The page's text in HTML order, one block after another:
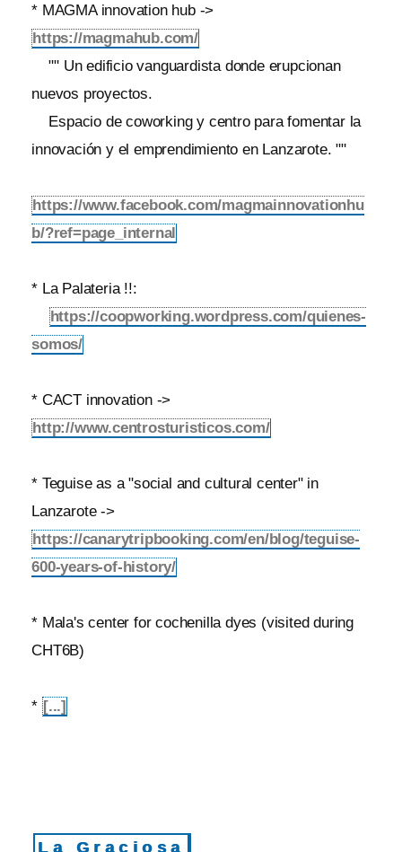
* MAGMA innovation hub ->
https://magmahub.com/
"" Un edificio vanguardista donde erupcionan
nuevos proyectos.
Espacio de coworking y centro para fomentar la
innovación y el emprendimiento en Lanzarote. ""
https://www.facebook.com/magmainnovationhu
b/?ref=page_internal
* La Palateria !!:
https://coopworking.wordpress.com/quienes-
somos/
* CACT innovation ->
http://www.centrosturisticos.com/
* Teguise as a "social and cultural center" in
Lanzarote ->
https://canarytripbooking.com/en/blog/teguise-
600-years-of-history/
* Mala's center for cochenilla dyes (visited during
CHT6B)
* [...]
La Graciosa